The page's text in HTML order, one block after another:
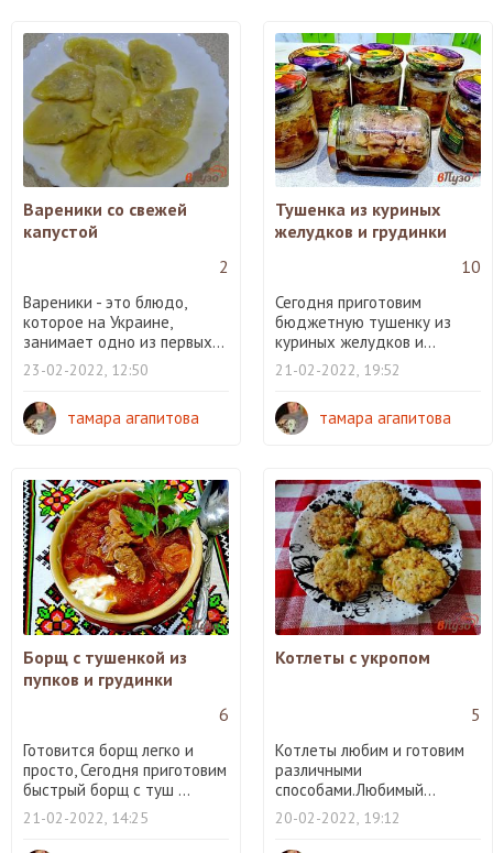
Вареники со свежей
капустой
2
Вареники - это блюдо,
которое на Украине,
занимает одно из первых...
23-02-2022, 12:50
тамара агапитова
Тушенка из куриных
желудков и грудинки
10
Сегодня приготовим
бюджетную тушенку из
куриных желудков и...
21-02-2022, 19:52
тамара агапитова
Борщ с тушенкой из
пупков и грудинки
6
Готовится борщ легко и
просто, Сегодня приготовим
быстрый борщ с туш ...
21-02-2022, 14:25
Котлеты с укропом
5
Котлеты любим и готовим
различными
способами.Любимый...
20-02-2022, 19:12